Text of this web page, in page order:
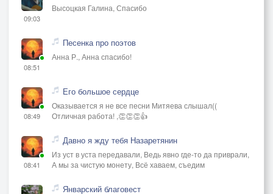
09:03
Высоцкая Галина, Спасибо
08:51
Песенка про поэтов
Анна Р., Анна спасибо!
08:49
Его большое сердце
Оказывается я не все песни Митяева слышал((
Отличная работа! ,👏👏👏👍
08:41
Давно я жду тебя Назаретянин
Из уст в уста передавали, Ведь явно где-то да приврали,
А мы за чистую монету, Всё хаваем, съедим
Январский благовест